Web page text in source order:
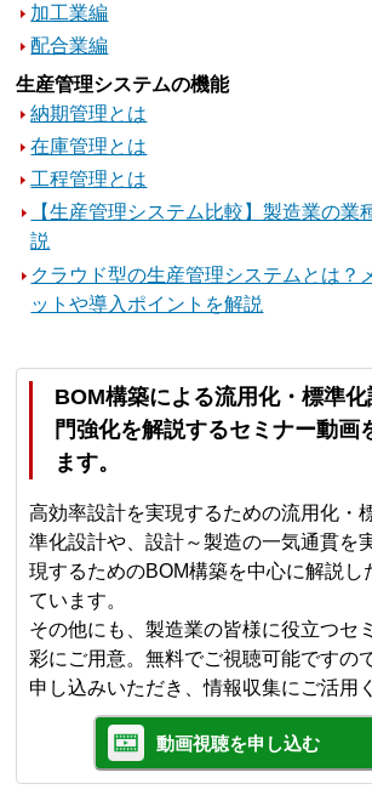
加工業編
配合業編
生産管理システムの機能
納期管理とは
在庫管理とは
工程管理とは
【生産管理システム比較】製造業の業
説
クラウド型の生産管理システムとは？
ットや導入ポイントを解説
BOM構築による流用化・標準
門強化を解説するセミナー動画
ます。
高効率設計を実現するための流用化・
準化設計や、設計～製造の一気通貫を
現するためのBOM構築を中心に解説し
ています。
その他にも、製造業の皆様に役立つセ
彩にご用意。無料でご視聴可能ですの
申し込みいただき、情報収集にご活用
動画視聴を申し込む